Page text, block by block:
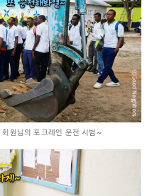
원님의 포크레인 운전 시범~